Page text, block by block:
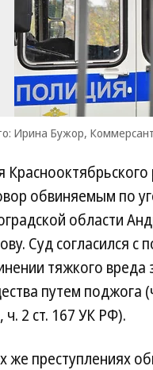
Ирина Бужор,
обвиняемым по
области
Суд согласился с
тяжкого
путем поджога
ч. 2 ст. 167 УК РФ).
же преступлениях